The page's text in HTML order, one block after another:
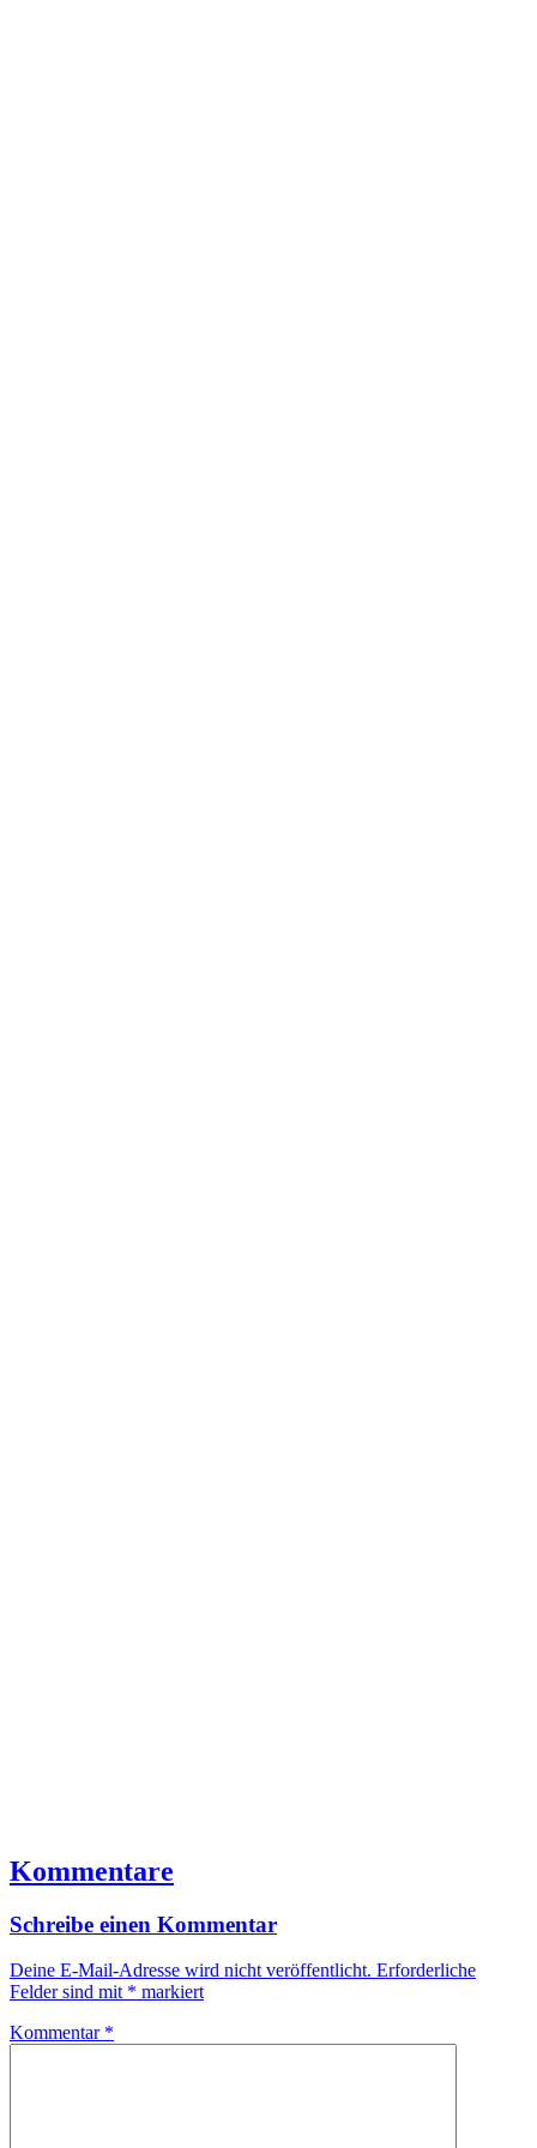
Kommentare
Schreibe einen Kommentar
Deine E-Mail-Adresse wird nicht veröffentlicht. Erforderliche
Felder sind mit * markiert
Kommentar *